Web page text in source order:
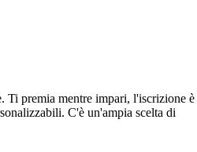
Ti premia mentre impari, l'iscrizione è
C'è un'ampia scelta di